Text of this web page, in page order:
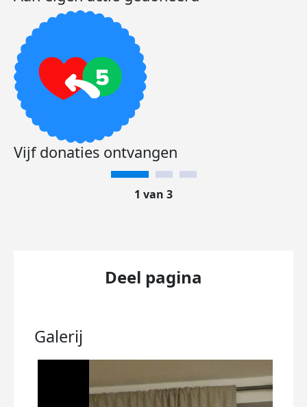
Vijf donaties ontvangen
1 van 3
Deel pagina
Galerij